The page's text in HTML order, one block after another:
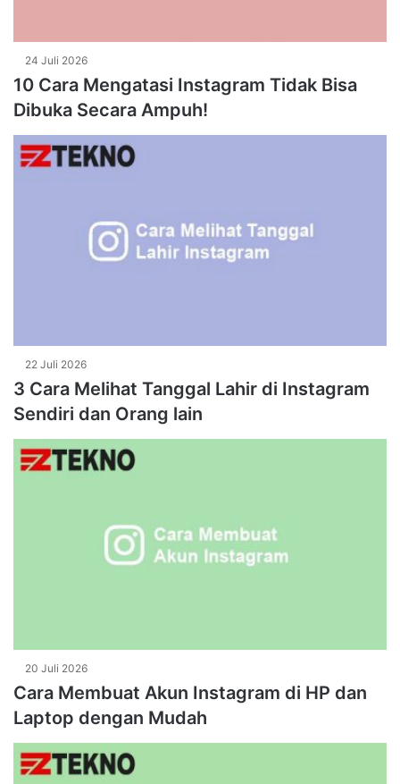
24 Juli 2026
10 Cara Mengatasi Instagram Tidak Bisa
Dibuka Secara Ampuh!
22 Juli 2026
3 Cara Melihat Tanggal Lahir di Instagram
Sendiri dan Orang lain
20 Juli 2026
Cara Membuat Akun Instagram di HP dan
Laptop dengan Mudah